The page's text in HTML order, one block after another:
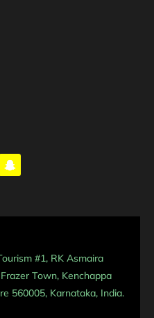
#1, RK Asmaira
Town, Kenchappa
560005, Karnataka, India.